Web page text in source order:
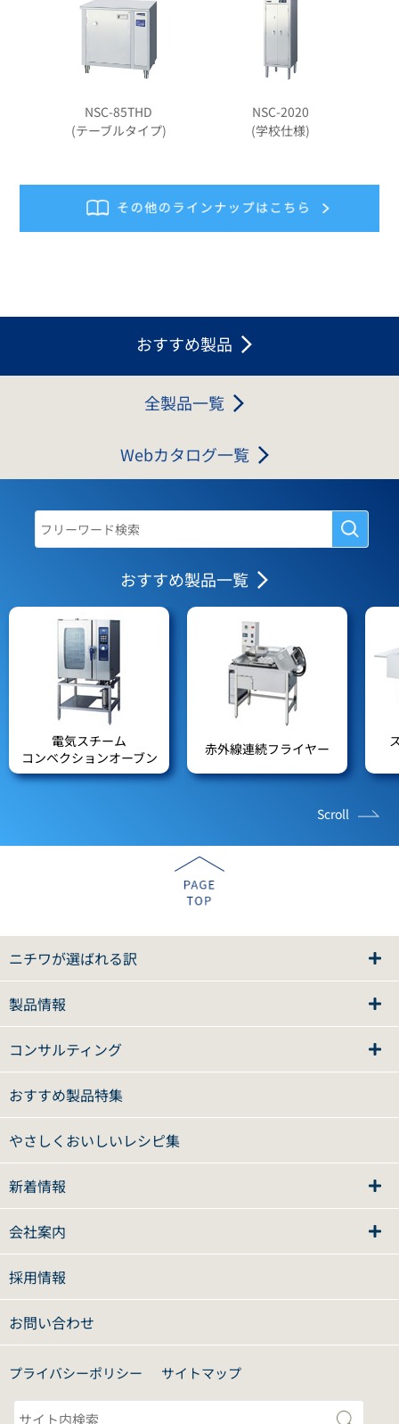
NSC-85THD
(テーブルタイプ)
NSC-2020
(学校仕様)
おすすめ製品
全製品一覧
Webカタログ一覧
おすすめ製品一覧
電気スチーム
コンベクションオーブン
赤外線連続フライヤー
Scroll
ニチワが選ばれる訳
製品情報
コンサルティング
おすすめ製品特集
やさしくおいしいレシピ集
新着情報
会社案内
採用情報
お問い合わせ
プライバシーポリシー サイトマップ